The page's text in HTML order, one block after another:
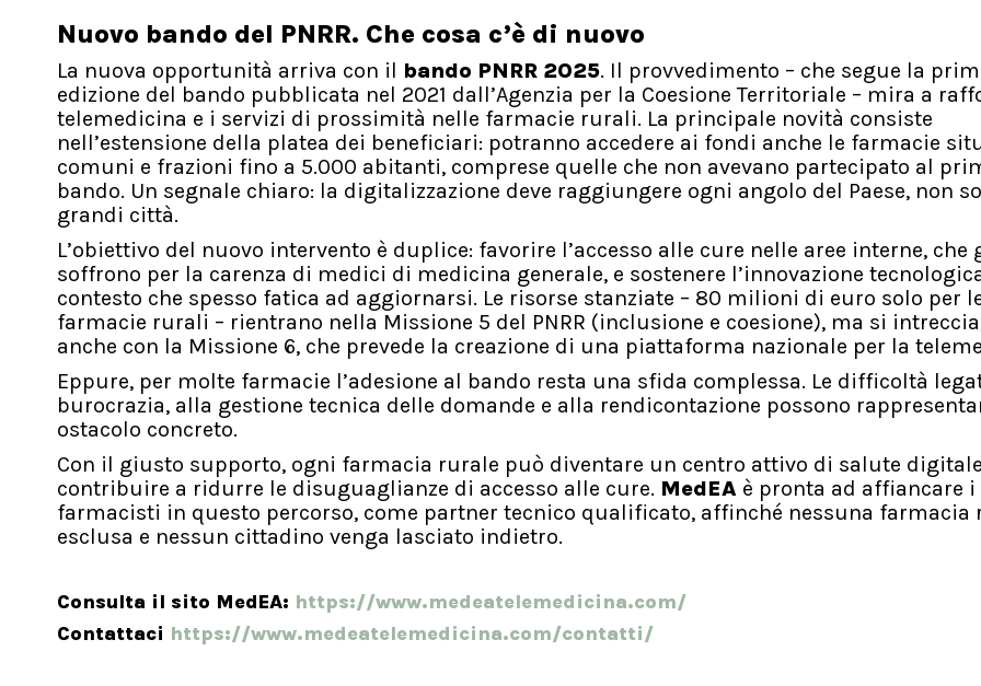
Nuovo bando del PNRR. Che cosa c’è di nuovo
La nuova opportunità arriva con il bando PNRR 2025. Il provvedimento – che segue la
edizione del bando pubblicata nel 2021 dall’Agenzia per la Coesione Territoriale – mira a
telemedicina e i servizi di prossimità nelle farmacie rurali. La principale novità consiste
nell’estensione della platea dei beneficiari: potranno accedere ai fondi anche le farmacie
comuni e frazioni fino a 5.000 abitanti, comprese quelle che non avevano partecipato al
bando. Un segnale chiaro: la digitalizzazione deve raggiungere ogni angolo del Paese, non
grandi città.
L’obiettivo del nuovo intervento è duplice: favorire l’accesso alle cure nelle aree interne, che
soffrono per la carenza di medici di medicina generale, e sostenere l’innovazione
contesto che spesso fatica ad aggiornarsi. Le risorse stanziate – 80 milioni di euro solo per
farmacie rurali – rientrano nella Missione 5 del PNRR (inclusione e coesione), ma si
anche con la Missione 6, che prevede la creazione di una piattaforma nazionale per la
Eppure, per molte farmacie l’adesione al bando resta una sfida complessa. Le difficoltà
burocrazia, alla gestione tecnica delle domande e alla rendicontazione possono
ostacolo concreto.
Con il giusto supporto, ogni farmacia rurale può diventare un centro attivo di salute
contribuire a ridurre le disuguaglianze di accesso alle cure. MedEA è pronta ad affiancare i
farmacisti in questo percorso, come partner tecnico qualificato, affinché nessuna farmacia
esclusa e nessun cittadino venga lasciato indietro.
Consulta il sito MedEA: https://www.medeatelemedicina.com/
Contattaci https://www.medeatelemedicina.com/contatti/